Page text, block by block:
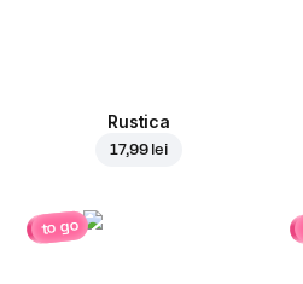
Rustica
17,99 lei
to go